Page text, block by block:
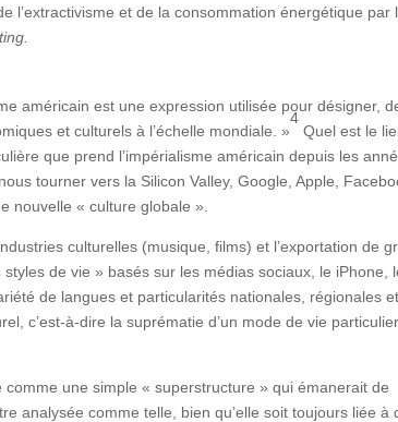
l’extractivisme et de la consommation énergétique par
américain est une expression utilisée pour désigner,
et culturels à l’échelle mondiale. »
4
Quel est le
que prend l’impérialisme américain depuis les
tourner vers la Silicon Valley, Google, Apple,
nouvelle « culture globale ».
culturelles (musique, films) et l’exportation de
de vie » basés sur les médias sociaux, le iPhone,
de langues et particularités nationales, régionales
c’est-à-dire la suprématie d’un mode de vie
une simple « superstructure » qui émanerait de
analysée comme telle, bien qu’elle soit toujours liée à